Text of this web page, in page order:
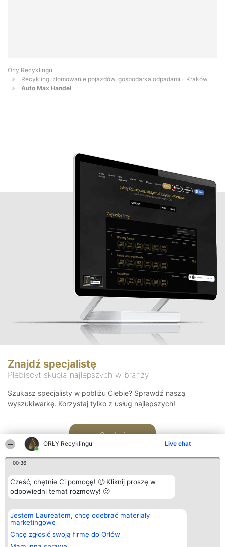
ORŁY Recyklingu Live chat
00:36
Cześć, chętnie Ci pomogę! 🙂 Kliknij proszę w
odpowiedni temat rozmowy! 🙂
Jestem Laureatem, chcę odebrać materiały
marketingowe
Chcę zgłosić swoją firmę do Orłów
Orły Recyklingu
Recykling, złomowanie pojazdów, gospodarka odpadami - Kraków
Auto Max Handel
Znajdź specjalistę
Plebiscyt skupia najlepszych w branży
Szukasz specjalisty w pobliżu Ciebie? Sprawdź naszą
wyszukiwarkę. Korzystaj tylko z usług najlepszych!
Szukaj
Organizator plebiscytu
Bright Side Solutions sp. z o.
o. sp. k.
ul. Ruska 22
Wrocław 50-079
Plebiscyt
Laureaci
wszystkich
Laureatów
Kontakt
Kontakt